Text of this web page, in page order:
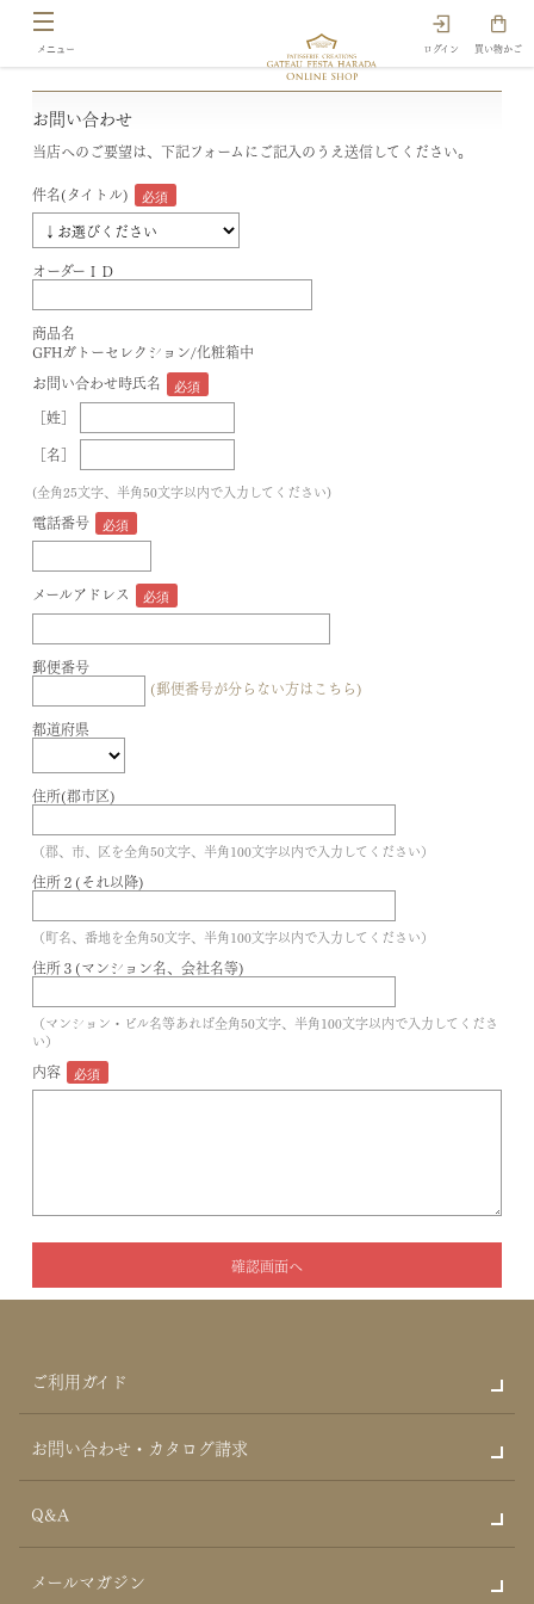
ログイン 買い物かご
お問い合わせ
当店へのご要望は、下記フォームにご記入のうえ送信してください。
件名(タイトル)
オーダーＩＤ
商品名
GFHガトーセレクション/化粧箱中
お問い合わせ時氏名
［姓］
［名］
(全角25文字、半角50文字以内で入力してください)
電話番号
メールアドレス
郵便番号
(郵便番号が分らない方はこちら)
都道府県
住所(郡市区)
（郡、市、区を全角50文字、半角100文字以内で入力してください）
住所２(それ以降)
（町名、番地を全角50文字、半角100文字以内で入力してください）
住所３(マンション名、会社名等)
（マンション・ビル名等あれば全角50文字、半角100文字以内で入力してくださ
い）
内容
ご利用ガイド
お問い合わせ・カタログ請求
Q&A
メールマガジン